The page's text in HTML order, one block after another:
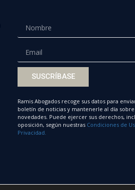
SUSCRÍBASE
Ramis Abogados recoge sus datos para
boletín de noticias y mantenerle al día sobre
novedades. Puede ejercer sus derechos,
oposición, según nuestras Condiciones de
Privacidad.